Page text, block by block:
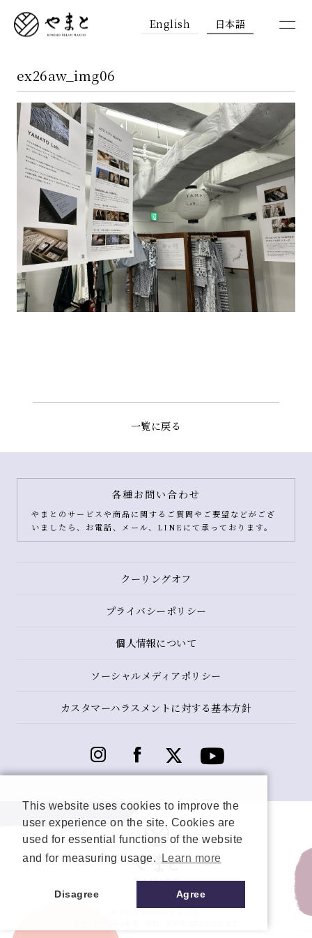
English 日本語
ex26aw_img06
一覧に戻る
各種お問い合わせ
やまとのサービスや商品に関するご質問やご要望などがござ
いましたら、お電話、メール、LINEにて承っております。
クーリングオフ
プライバシーポリシー
個人情報について
ソーシャルメディアポリシー
カスタマーハラスメントに対する基本方針
This website uses cookies to improve the
user experience on the site. Cookies are
used for essential functions of the website
and for measuring usage.
Learn more
Disagree Agree